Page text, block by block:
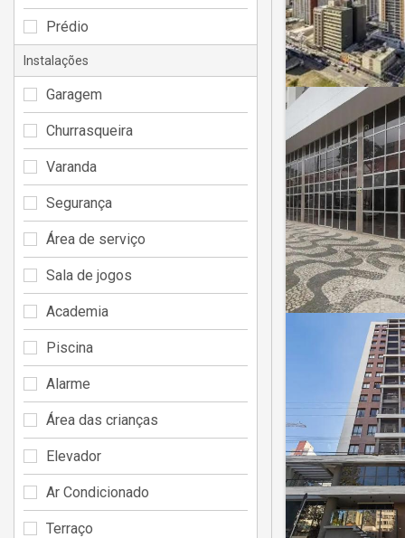
Prédio
Instalações
Garagem
Churrasqueira
Varanda
Segurança
Área de serviço
Sala de jogos
Academia
Piscina
Alarme
Área das crianças
Elevador
Ar Condicionado
Terraço